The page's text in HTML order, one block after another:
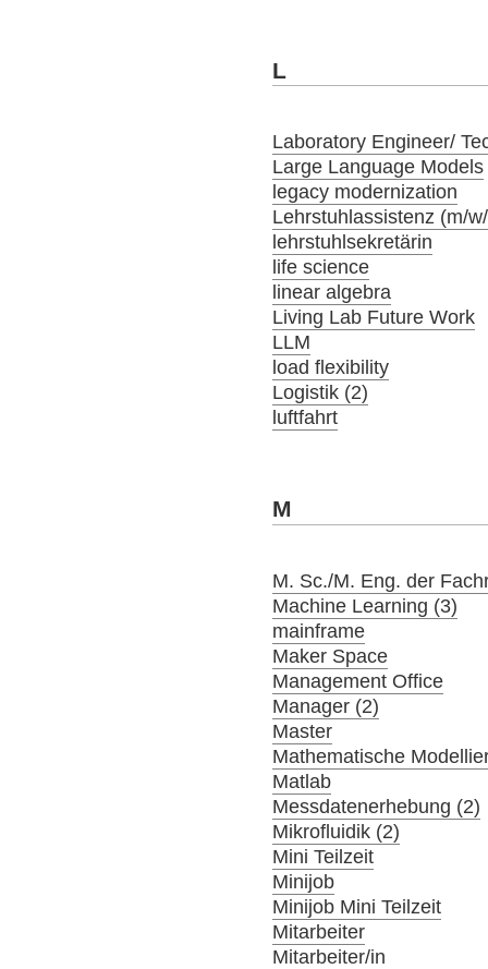
L
Laboratory Engineer/
Large Language Models
legacy modernization
Lehrstuhlassistenz (m/
lehrstuhlsekretärin
life science
linear algebra
Living Lab Future Work
LLM
load flexibility
Logistik (2)
luftfahrt
M
M. Sc./M. Eng. der
Machine Learning (3)
mainframe
Maker Space
Management Office
Manager (2)
Master
Mathematische
Matlab
Messdatenerhebung (2)
Mikrofluidik (2)
Mini Teilzeit
Minijob
Minijob Mini Teilzeit
Mitarbeiter
Mitarbeiter/in